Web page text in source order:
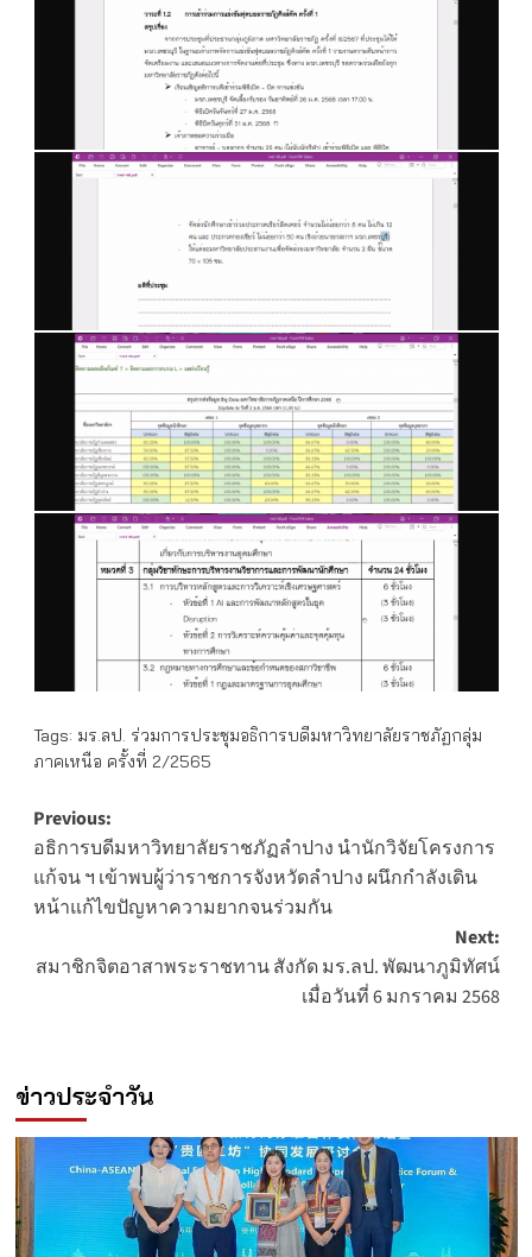
Tags: มร.ลป. ร่วมการประชุมอธิการบดีมหาวิทยาลัยราชภัฏกลุ่ม
ภาคเหนือ ครั้งที่ 2/2565
Post
navigation
Previous:
อธิการบดีมหาวิทยาลัยราชภัฏลำปาง นำนักวิจัยโครงการ
แก้จน ฯ เข้าพบผู้ว่าราชการจังหวัดลำปาง ผนึกกำลังเดิน
หน้าแก้ไขปัญหาความยากจนร่วมกัน
Next:
สมาชิกจิตอาสาพระราชทาน สังกัด มร.ลป. พัฒนาภูมิทัศน์
เมื่อวันที่ 6 มกราคม 2568
ข่าวประจำวัน